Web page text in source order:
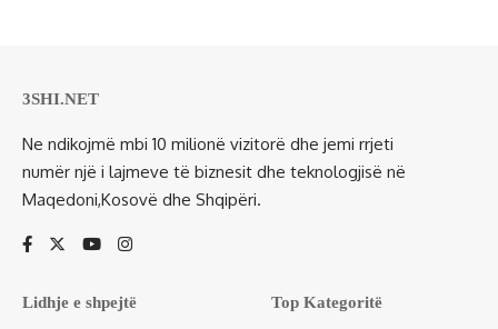
3SHI.NET
Ne ndikojmë mbi 10 milionë vizitorë dhe jemi rrjeti
numër një i lajmeve të biznesit dhe teknologjisë në
Maqedoni,Kosovë dhe Shqipëri.
Lidhje e shpejtë Top Kategoritë